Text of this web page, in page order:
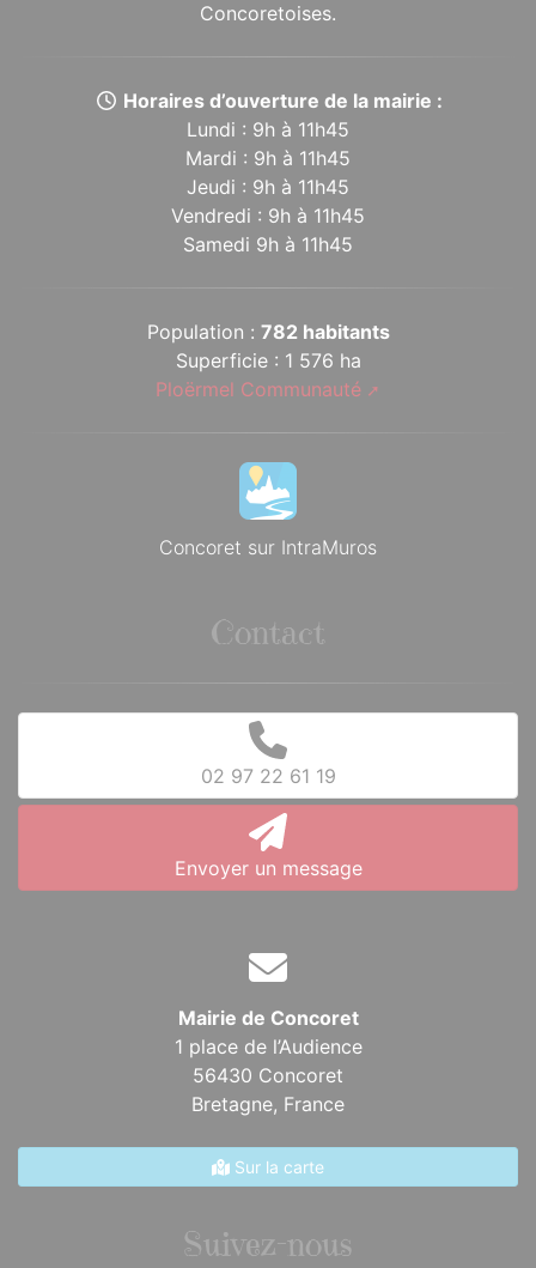
Concoretoises.
Horaires d’ouverture de la mairie :
Lundi : 9h à 11h45
Mardi : 9h à 11h45
Jeudi : 9h à 11h45
Vendredi : 9h à 11h45
Samedi 9h à 11h45
Population : 782 habitants
Superficie : 1 576 ha
Ploërmel Communauté
Concoret sur IntraMuros
Contact
02 97 22 61 19
Envoyer un message
Mairie de Concoret
1 place de l’Audience
56430 Concoret
Bretagne, France
Sur la carte
Suivez-nous